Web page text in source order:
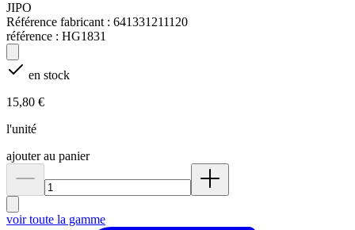
JIPO
Référence fabricant : 641331211120
référence : HG1831
en stock
15,80 €
l'unité
ajouter au panier
voir toute la gamme